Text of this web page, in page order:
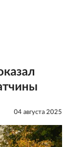
04 августа 2025